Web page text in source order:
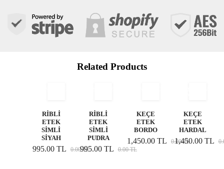
Related Products
RİBLİ
ETEK
SİMLİ
SİYAH
995.00 TL 0.00 TL
RİBLİ
ETEK
SİMLİ
PUDRA
995.00 TL 0.00 TL
KEÇE
ETEK
BORDO
1,450.00 TL 0.00 TL
KEÇE
ETEK
HARDAL
1,450.00 TL
1,450.00 TL 0.00 TL
1,450.00 TL 0.00 TL
1,290.00 TL 0.00 TL
1,300.00 TL 0.00 TL